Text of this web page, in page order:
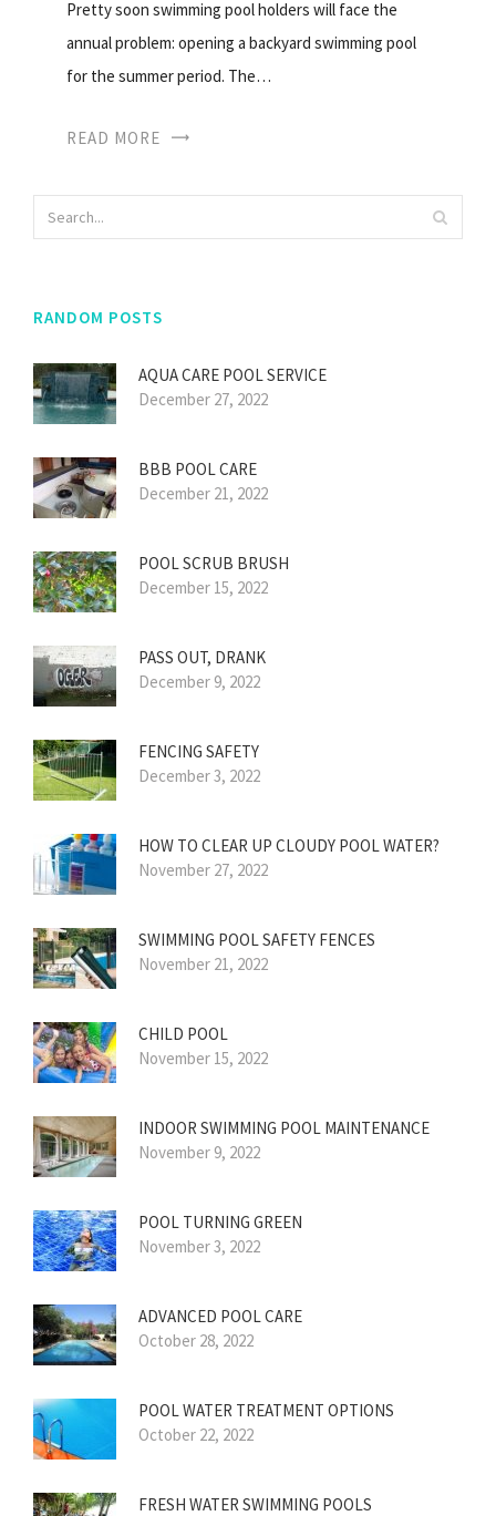
Pretty soon swimming pool holders will face the
annual problem: opening a backyard swimming pool
for the summer period. The…
READ MORE
RANDOM POSTS
AQUA CARE POOL SERVICE
December 27, 2022
BBB POOL CARE
December 21, 2022
POOL SCRUB BRUSH
December 15, 2022
PASS OUT, DRANK
December 9, 2022
FENCING SAFETY
December 3, 2022
HOW TO CLEAR UP CLOUDY POOL WATER?
November 27, 2022
SWIMMING POOL SAFETY FENCES
November 21, 2022
CHILD POOL
November 15, 2022
INDOOR SWIMMING POOL MAINTENANCE
November 9, 2022
POOL TURNING GREEN
November 3, 2022
ADVANCED POOL CARE
October 28, 2022
POOL WATER TREATMENT OPTIONS
October 22, 2022
FRESH WATER SWIMMING POOLS